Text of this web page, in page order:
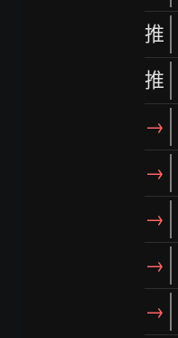
推
推
→
→
→
→
→